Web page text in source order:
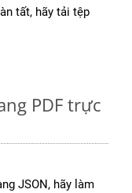
tất, hãy tải tệp
PDF trực
JSON, hãy làm